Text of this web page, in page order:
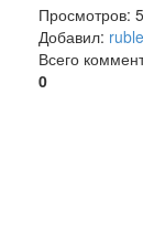
Просмотров:
Добавил:
Всего
0